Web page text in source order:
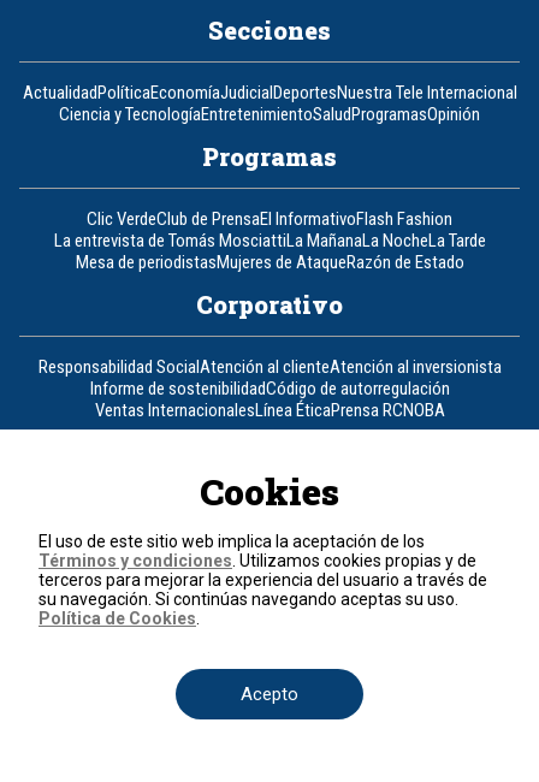
Secciones
ActualidadPolíticaEconomíaJudicialDeportesNuestra Tele Internacional
Ciencia y TecnologíaEntretenimientoSaludProgramasOpinión
Programas
Clic VerdeClub de PrensaEl InformativoFlash Fashion
La entrevista de Tomás MosciattiLa MañanaLa NocheLa Tarde
Mesa de periodistasMujeres de AtaqueRazón de Estado
Corporativo
Responsabilidad SocialAtención al clienteAtención al inversionista
Informe de sostenibilidadCódigo de autorregulación
Ventas InternacionalesLínea ÉticaPrensa RCNOBA
Nuestra Tele InternacionalNovelasFidesTDT
Un producto de RCN TelevisiónRCN Total
Contáctenos
Política de datos personales
Cookies
El uso de este sitio web implica la aceptación de los
Términos y condiciones . Utilizamos cookies propias y de
terceros para mejorar la experiencia del usuario a través de
su navegación. Si continúas navegando aceptas su uso.
Política de Cookies
Acepto